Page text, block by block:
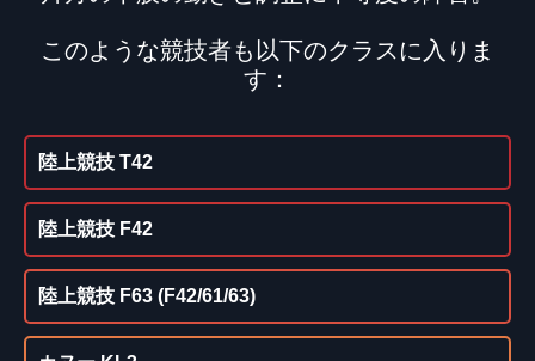
このような競技者も以下のクラスに入りま
す：
陸上競技 T42
陸上競技 F42
陸上競技 F63 (F42/61/63)